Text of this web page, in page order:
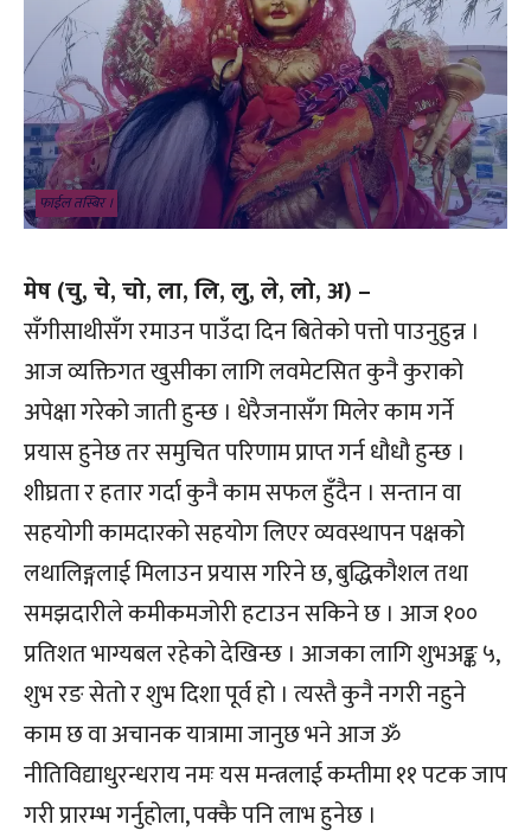
फाईल तस्बिर ।
मेष (चु, चे, चो, ला, लि, लु, ले, लो, अ) –
सँगीसाथीसँग रमाउन पाउँदा दिन बितेको पत्तो पाउनुहुन्न ।
आज व्यक्तिगत खुसीका लागि लवमेटसित कुनै कुराको
अपेक्षा गरेको जाती हुन्छ । धेरैजनासँग मिलेर काम गर्ने
प्रयास हुनेछ तर समुचित परिणाम प्राप्त गर्न धौधौ हुन्छ ।
शीघ्रता र हतार गर्दा कुनै काम सफल हुँदैन । सन्तान वा
सहयोगी कामदारको सहयोग लिएर व्यवस्थापन पक्षको
लथालिङ्गलाई मिलाउन प्रयास गरिने छ, बुद्धिकौशल तथा
समझदारीले कमीकमजोरी हटाउन सकिने छ । आज १००
प्रतिशत भाग्यबल रहेको देखिन्छ । आजका लागि शुभअङ्क ५,
शुभ रङ सेतो र शुभ दिशा पूर्व हो । त्यस्तै कुनै नगरी नहुने
काम छ वा अचानक यात्रामा जानुछ भने आज ॐ
नीतिविद्याधुरन्धराय नमः यस मन्त्रलाई कम्तीमा ११ पटक जाप
गरी प्रारम्भ गर्नुहोला, पक्कै पनि लाभ हुनेछ ।